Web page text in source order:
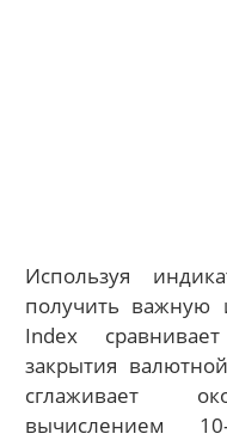
Используя
получить важную
Index
закрытия
сглаживает
вычислением 10-